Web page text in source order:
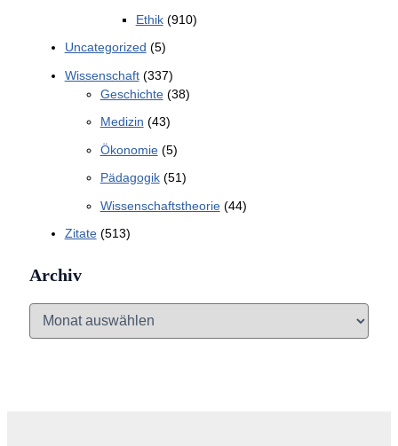
Ethik(910)
Uncategorized (5)
Wissenschaft(337)
Geschichte(38)
Medizin (43)
Ökonomie(5)
Pädagogik(51)
Wissenschaftstheorie(44)
Zitate(513)
Archiv